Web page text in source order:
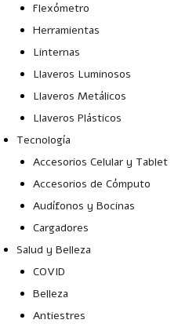
Flexómetro
Herramientas
Linternas
Llaveros Luminosos
Llaveros Metálicos
Llaveros Plásticos
Tecnología
Accesorios Celular y Tablet
Accesorios de Cómputo
Audífonos y Bocinas
Cargadores
Salud y Belleza
COVID
Belleza
Antiestres